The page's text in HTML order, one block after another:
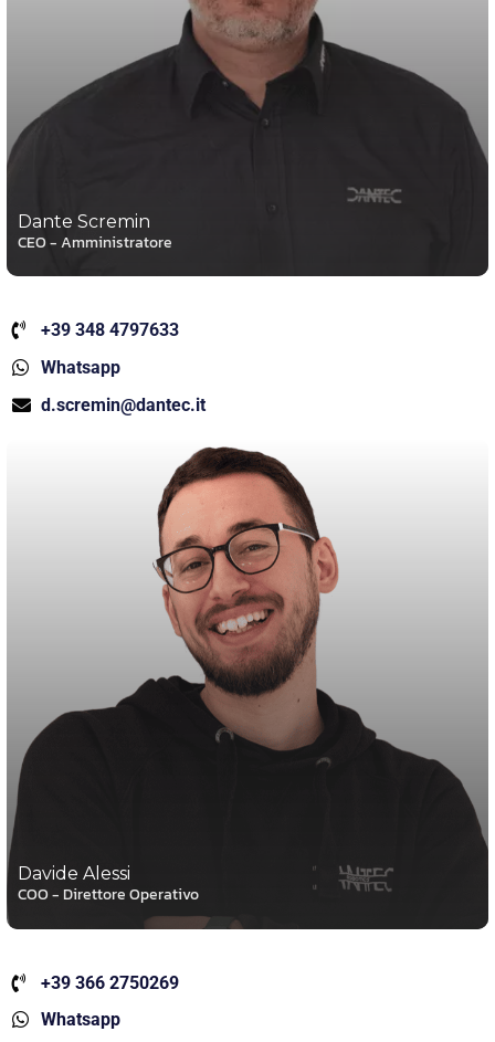
Dante Scremin
CEO - Amministratore
+39 348 4797633
Whatsapp
d.scremin@dantec.it
Davide Alessi
COO - Direttore Operativo
+39 366 2750269
Whatsapp